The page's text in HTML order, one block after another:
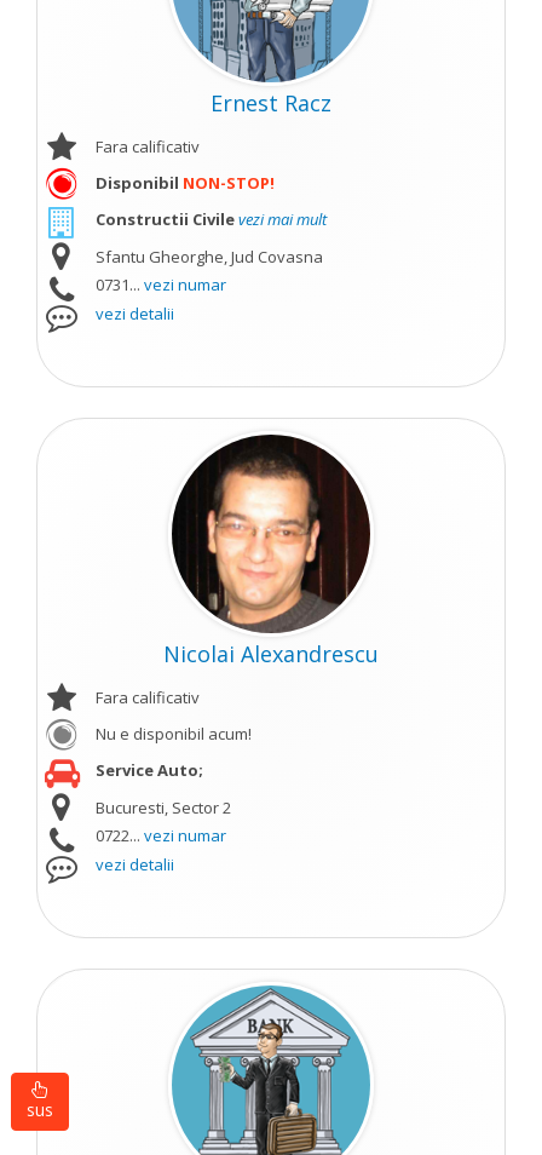
Ernest Racz
Fara calificativ
Disponibil NON-STOP!
Constructii Civilevezi mai mult
Sfantu Gheorghe, Jud Covasna
0731... vezi numar
vezi detalii
Nicolai Alexandrescu
Fara calificativ
Nu e disponibil acum!
Service Auto;
Bucuresti, Sector 2
0722... vezi numar
vezi detalii
sus